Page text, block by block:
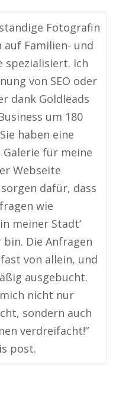
Fotografin
auf Familien- und
spezialisiert. Ich
von SEO oder
dank Goldleads
um 180
haben eine
für meine
Webseite
dafür, dass
wie
meiner Stadt‘
Die Anfragen
von allein, und
ausgebucht.
nicht nur
sondern auch
verdreifacht!“
post.